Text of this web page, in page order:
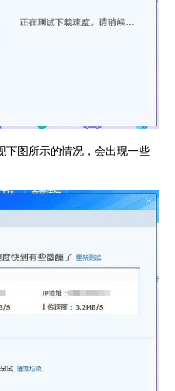
图所示的情况，会出现一些